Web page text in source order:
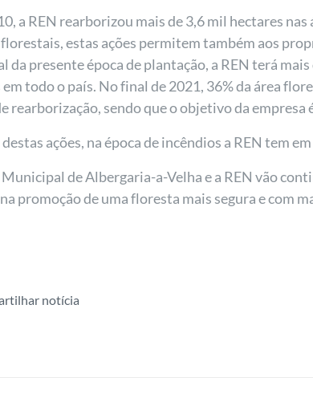
a REN rearborizou mais de 3,6 mil hectares
estas ações permitem também aos
da presente época de plantação, a REN terá
todo o país. No final de 2021, 36% da área
rearborização, sendo que o objetivo da empresa
ações, na época de incêndios a REN tem
de Albergaria-a-Velha e a REN vão
promoção de uma floresta mais segura e com
notícia